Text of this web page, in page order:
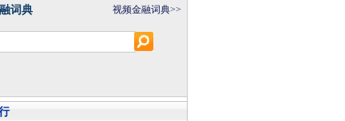
词典 视频金融词典>>